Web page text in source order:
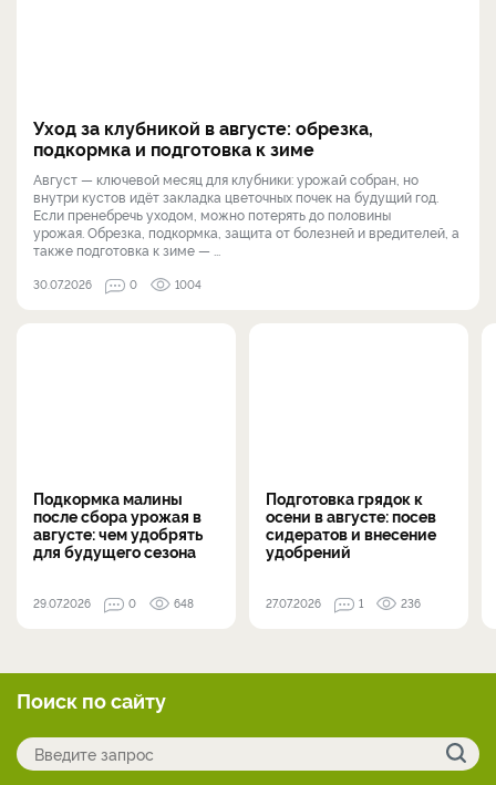
Уход за клубникой в августе: обрезка,
подкормка и подготовка к зиме
Август — ключевой месяц для клубники: урожай собран, но
внутри кустов идёт закладка цветочных почек на будущий год.
Если пренебречь уходом, можно потерять до половины
урожая. Обрезка, подкормка, защита от болезней и вредителей, а
также подготовка к зиме — ...
30.07.2026 0 1004
Подкормка малины
после сбора урожая в
августе: чем удобрять
для будущего сезона
29.07.2026 0 648
Подготовка грядок к
осени в августе: посев
сидератов и внесение
удобрений
27.07.2026 1 236
Поиск по сайту